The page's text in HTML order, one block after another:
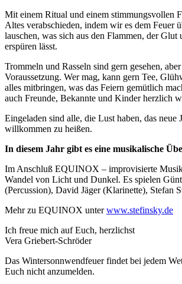
Mit einem Ritual und einem stimmungsvollen
Altes verabschieden, indem wir es dem Feuer
lauschen, was sich aus den Flammen, der Glut
erspüren lässt.
Trommeln und Rasseln sind gern gesehen,
Voraussetzung. Wer mag, kann gern Tee,
alles mitbringen, was das Feiern gemütlich
auch Freunde, Bekannte und Kinder herzlich
Eingeladen sind alle, die Lust haben, das neue
willkommen zu heißen.
In diesem Jahr gibt es eine musikalische
Im Anschluß EQUINOX – improvisierte
Wandel von Licht und Dunkel. Es spielen
(Percussion), David Jäger (Klarinette), Stefan
Mehr zu EQUINOX unterwww.stefinsky.de
Ich freue mich auf Euch, herzlichst
Vera Griebert-Schröder
Das Wintersonnwendfeuer findet bei jedem
Euch nicht anzumelden.